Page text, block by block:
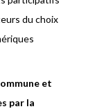
du choix
et
par la